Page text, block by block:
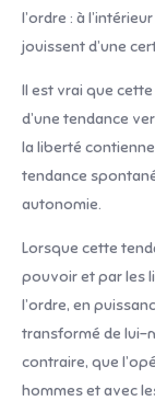
l’ordre : à
jouissent d’une
Il est vrai que
d’une tendance
la liberté
tendance
autonomie.
Lorsque cette
pouvoir et par les
l’ordre, en
transformé de lui-
contraire, que
hommes et avec